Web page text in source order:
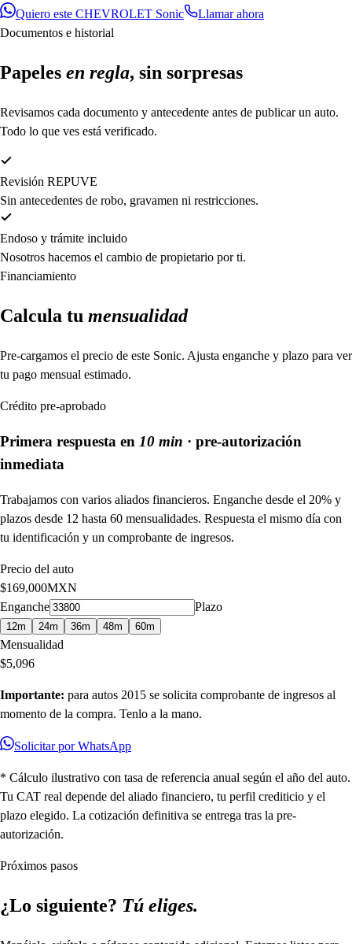
Quiero este CHEVROLET Sonic
Llamar ahora
Documentos e historial
Papeles en regla, sin sorpresas
Revisamos cada documento y antecedente antes de publicar un auto.
Todo lo que ves está verificado.
Revisión REPUVE
Sin antecedentes de robo, gravamen ni restricciones.
Endoso y trámite incluido
Nosotros hacemos el cambio de propietario por ti.
Financiamiento
Calcula tu mensualidad
Pre-cargamos el precio de este Sonic. Ajusta enganche y plazo para ver
tu pago mensual estimado.
Crédito pre-aprobado
Primera respuesta en 10 min · pre-autorización
inmediata
Trabajamos con varios aliados financieros. Enganche desde el 20% y
plazos desde 12 hasta 60 mensualidades. Respuesta el mismo día con
tu identificación y un comprobante de ingresos.
Precio del auto
$169,000MXN
Enganche
Plazo
12m 24m 36m 48m 60m
Mensualidad
$5,096
Importante: para autos 2015 se solicita comprobante de ingresos al
momento de la compra. Tenlo a la mano.
Solicitar por WhatsApp
* Cálculo ilustrativo con tasa de referencia anual según el año del auto.
Tu CAT real depende del aliado financiero, tu perfil crediticio y el
plazo elegido. La cotización definitiva se entrega tras la pre-
autorización.
Próximos pasos
¿Lo siguiente? Tú eliges.